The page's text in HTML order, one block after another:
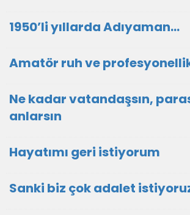
1950’li yıllarda Adıyaman…
Amatör ruh ve
Ne kadar vatandaşsın,
anlarsın
Hayatımı geri istiyorum
Sanki biz çok adalet